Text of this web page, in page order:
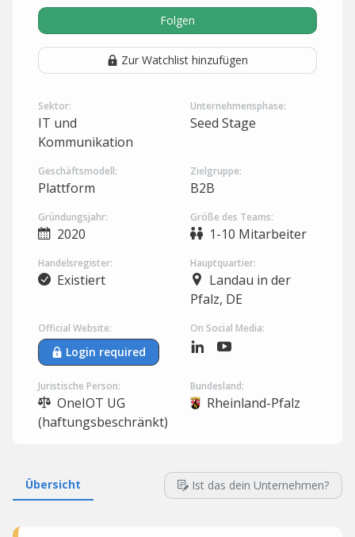
Folgen
Zur Watchlist hinzufügen
Sektor:
IT und
Kommunikation
Unternehmensphase:
Seed Stage
Geschäftsmodell:
Plattform
Zielgruppe:
B2B
Gründungsjahr:
2020
Größe des Teams:
1-10 Mitarbeiter
Handelsregister:
Existiert
Hauptquartier:
Landau in der
Pfalz, DE
Official Website:
Login required
On Social Media:
Juristische Person:
OneIOT UG
(haftungsbeschränkt)
Bundesland:
Rheinland-Pfalz
Übersicht Ist das dein Unternehmen?